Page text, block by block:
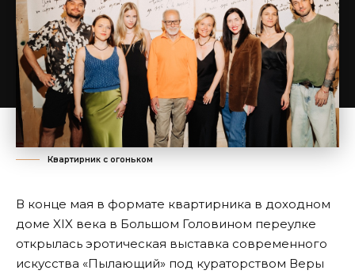
Квартирник с огоньком
В конце мая в формате квартирника в доходном
доме XIX века в Большом Головином переулке
открылась эротическая выставка современного
искусства «Пылающий» под кураторством Веры